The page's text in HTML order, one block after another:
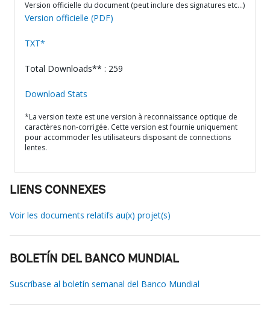
Version officielle du document (peut inclure des signatures etc…)
Version officielle (PDF)
TXT*
Total Downloads** : 259
Download Stats
*La version texte est une version à reconnaissance optique de
caractères non-corrigée. Cette version est fournie uniquement
pour accommoder les utilisateurs disposant de connections
lentes.
LIENS CONNEXES
Voir les documents relatifs au(x) projet(s)
BOLETÍN DEL BANCO MUNDIAL
Suscríbase al boletín semanal del Banco Mundial